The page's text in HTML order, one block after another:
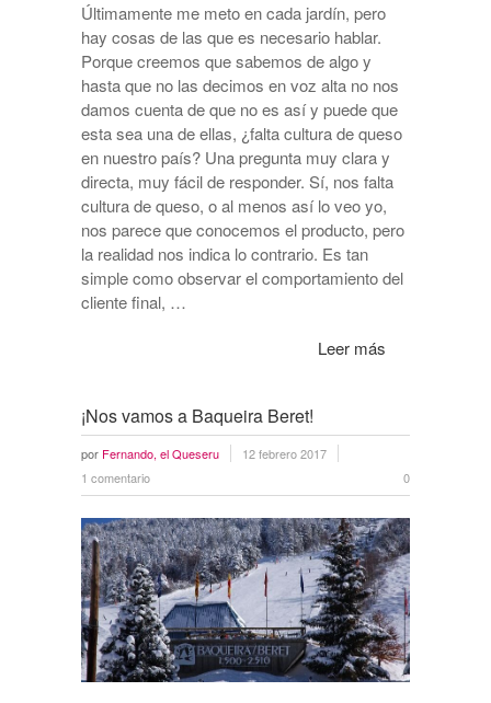
Últimamente me meto en cada jardín, pero
hay cosas de las que es necesario hablar.
Porque creemos que sabemos de algo y
hasta que no las decimos en voz alta no nos
damos cuenta de que no es así y puede que
esta sea una de ellas, ¿falta cultura de queso
en nuestro país? Una pregunta muy clara y
directa, muy fácil de responder. Sí, nos falta
cultura de queso, o al menos así lo veo yo,
nos parece que conocemos el producto, pero
la realidad nos indica lo contrario. Es tan
simple como observar el comportamiento del
cliente final, …
Leer más
¡Nos vamos a Baqueira Beret!
por Fernando, el Queseru
12 febrero 2017
1 comentario
0